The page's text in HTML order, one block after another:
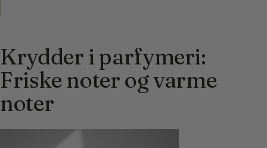
Krydder i parfymeri:
Friske noter og varme
noter